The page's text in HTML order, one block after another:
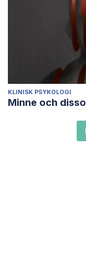
KLINISK PSYKOLOGI
Minne och